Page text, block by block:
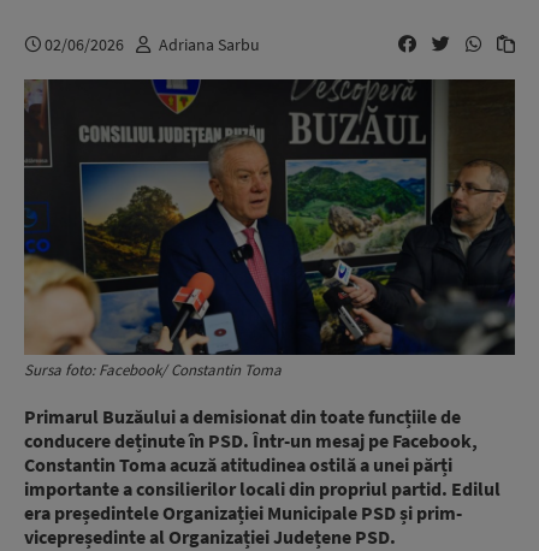
02/06/2026 Adriana Sarbu
Sursa foto: Facebook/ Constantin Toma
Primarul Buzăului a demisionat din toate funcțiile de
conducere deținute în PSD. Într-un mesaj pe Facebook,
Constantin Toma acuză atitudinea ostilă a unei părți
importante a consilierilor locali din propriul partid. Edilul
era președintele Organizației Municipale PSD și prim-
vicepreședinte al Organizației Județene PSD.